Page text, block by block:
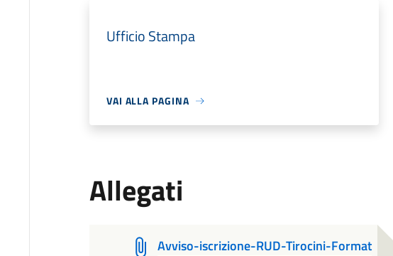
Ufficio Stampa
VAI ALLA PAGINA
Allegati
Avviso-iscrizione-RUD-Tirocini-Format